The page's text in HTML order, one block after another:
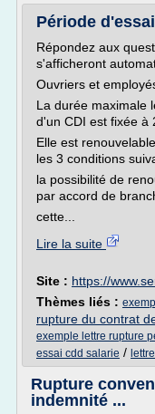
Période
Répondez aux
s'afficheront
Ouvriers et
La durée maximale
d'un CDI est fixée à
Elle est
les 3 conditions
la possibilité de
par accord de
cette...
Lire la suite
Site : https://
Thèmes liés :
rupture du contrat
exemple lettre rupture
essai cdd salarie /
Rupture
indemnité ...